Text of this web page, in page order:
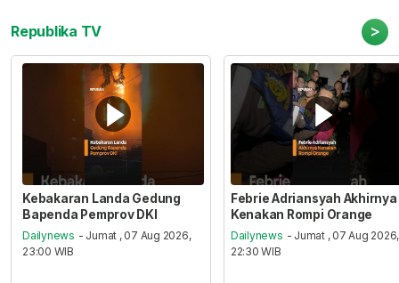
Republika TV >
Kebakaran Landa Gedung
Bapenda Pemprov DKI
Dailynews - Jumat , 07 Aug 2026,
23:00 WIB
Febrie Adriansyah Akhirnya
Kenakan Rompi Orange
Dailynews - Jumat , 07 Aug 2026,
22:30 WIB